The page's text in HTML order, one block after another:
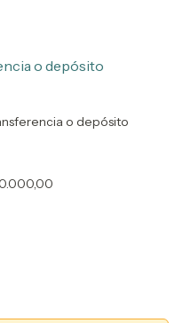
o depósito
o depósito